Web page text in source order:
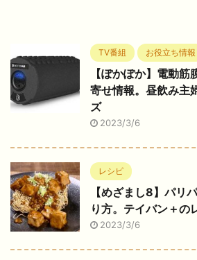
TV番組 お役立ち情報
【ぽかぽか】電動筋
寄せ情報。昼飲み主
ズ
2023/3/6
レシピ
【めざまし8】パリ
り方。テイバン＋の
2023/3/6